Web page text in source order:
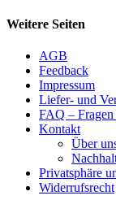
Weitere Seiten
AGB
Feedback
Impressum
Liefer- und
FAQ –
Kontakt
Über
Privatsphäre
Widerrufsrecht